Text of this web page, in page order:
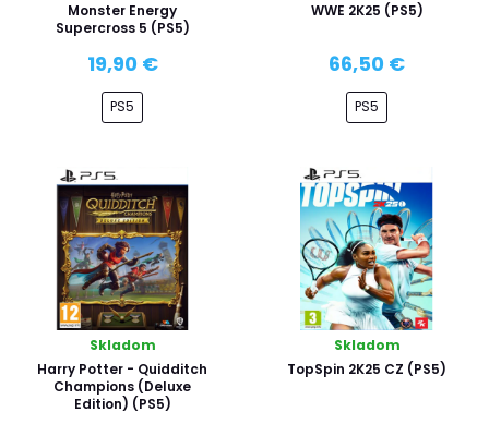
Monster Energy
Supercross 5 (PS5)
19,90 €
PS5
WWE 2K25 (PS5)
66,50 €
PS5
Skladom
Harry Potter - Quidditch
Champions (Deluxe
Edition) (PS5)
Skladom
TopSpin 2K25 CZ (PS5)